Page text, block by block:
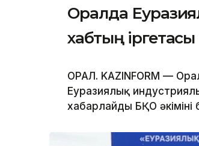
Оралда
хабтың
ОРАЛ. KAZINFORM —
Еуразиялық
хабарлайды БҚО әкімінің